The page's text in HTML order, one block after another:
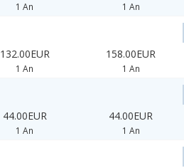
1 An 1 An
132.00EUR
1 An
158.00EUR
1 An
44.00EUR
1 An
44.00EUR
1 An